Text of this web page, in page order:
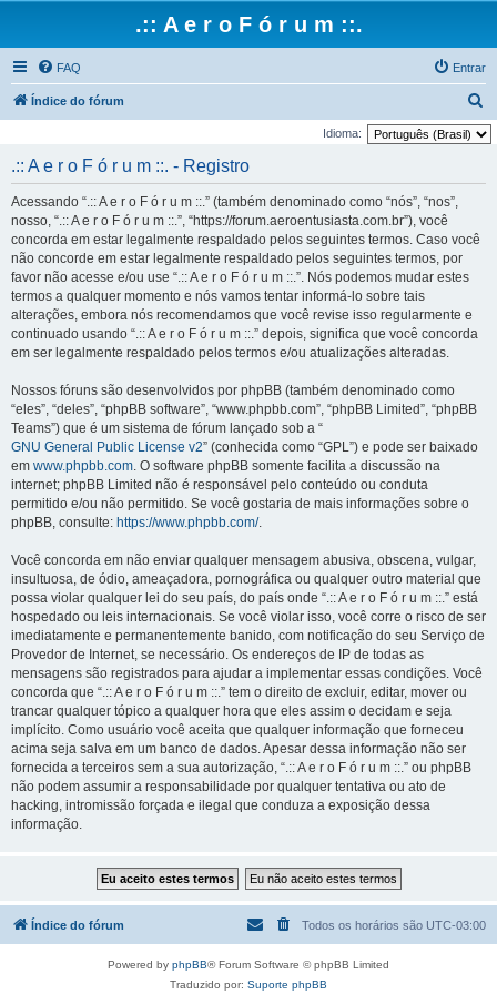
.:: A e r o F ó r u m ::.
FAQ Entrar
Índice do fórum
e
Idioma:
.:: A e r o F ó r u m ::. - Registro
Acessando “.:: A e r o F ó r u m ::.” (também denominado como “nós”, “nos”,
nosso, “.:: A e r o F ó r u m ::.”, “https://forum.aeroentusiasta.com.br”), você
concorda em estar legalmente respaldado pelos seguintes termos. Caso você
não concorde em estar legalmente respaldado pelos seguintes termos, por
favor não acesse e/ou use “.:: A e r o F ó r u m ::.”. Nós podemos mudar estes
termos a qualquer momento e nós vamos tentar informá-lo sobre tais
alterações, embora nós recomendamos que você revise isso regularmente e
continuado usando “.:: A e r o F ó r u m ::.” depois, significa que você concorda
em ser legalmente respaldado pelos termos e/ou atualizações alteradas.
Nossos fóruns são desenvolvidos por phpBB (também denominado como
“eles”, “deles”, “phpBB software”, “www.phpbb.com”, “phpBB Limited”, “phpBB
Teams”) que é um sistema de fórum lançado sob a “
GNU General Public License v2” (conhecida como “GPL”) e pode ser baixado
em www.phpbb.com. O software phpBB somente facilita a discussão na
internet; phpBB Limited não é responsável pelo conteúdo ou conduta
permitido e/ou não permitido. Se você gostaria de mais informações sobre o
phpBB, consulte: https://www.phpbb.com/.
Você concorda em não enviar qualquer mensagem abusiva, obscena, vulgar,
insultuosa, de ódio, ameaçadora, pornográfica ou qualquer outro material que
possa violar qualquer lei do seu país, do país onde “.:: A e r o F ó r u m ::.” está
hospedado ou leis internacionais. Se você violar isso, você corre o risco de ser
imediatamente e permanentemente banido, com notificação do seu Serviço de
Provedor de Internet, se necessário. Os endereços de IP de todas as
mensagens são registrados para ajudar a implementar essas condições. Você
concorda que “.:: A e r o F ó r u m ::.” tem o direito de excluir, editar, mover ou
trancar qualquer tópico a qualquer hora que eles assim o decidam e seja
implícito. Como usuário você aceita que qualquer informação que forneceu
acima seja salva em um banco de dados. Apesar dessa informação não ser
fornecida a terceiros sem a sua autorização, “.:: A e r o F ó r u m ::.” ou phpBB
não podem assumir a responsabilidade por qualquer tentativa ou ato de
hacking, intromissão forçada e ilegal que conduza a exposição dessa
informação.
Índice do fórum Todos os horários são UTC-03:00
Powered by phpBB® Forum Software © phpBB Limited
Traduzido por: Suporte phpBB